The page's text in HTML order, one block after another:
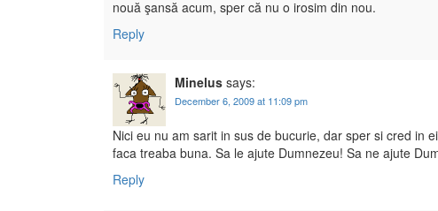
nouă şansă acum, sper că nu o irosim din nou.
Reply
Minelus says:
December 6, 2009 at 11:09 pm
Nici eu nu am sarit in sus de bucurie, dar sper si cred in
faca treaba buna. Sa le ajute Dumnezeu! Sa ne ajute
Reply